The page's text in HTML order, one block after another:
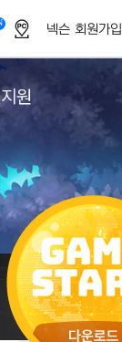
OFF넥슨 회원가입
원
드
문의
로그램 신고
근성